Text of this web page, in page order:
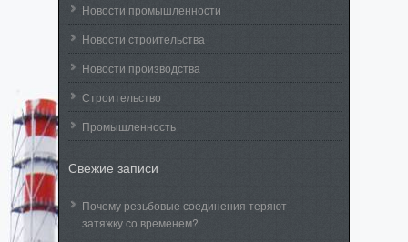
Новости промышленности
Новости строительства
Новости производства
Строительство
Промышленность
Свежие записи
Почему резьбовые соединения теряют
затяжку со временем?